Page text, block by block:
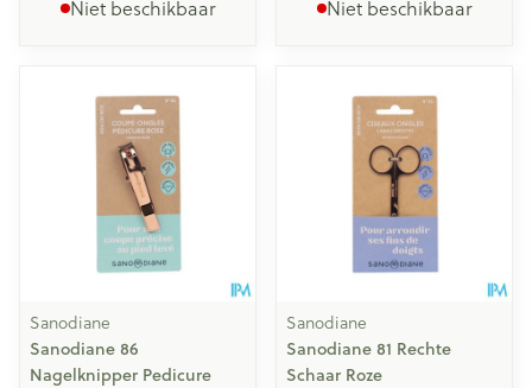
Niet beschikbaar Niet beschikbaar
Sanodiane
Sanodiane 86
Nagelknipper Pedicure
Sanodiane
Sanodiane 81 Rechte
Schaar Roze